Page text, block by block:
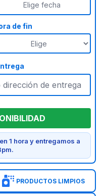
Elige fecha
de fin
1 hora y entregamos a
PRODUCTOS LIMPIOS